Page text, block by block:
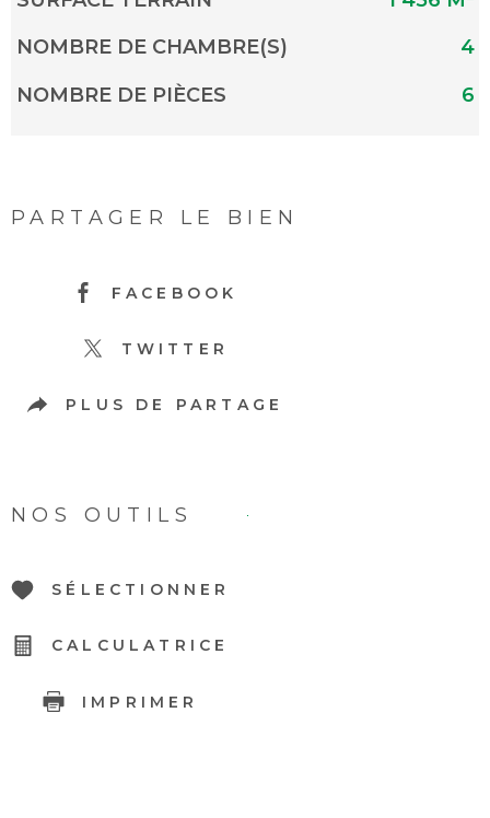
NOMBRE DE CHAMBRE(S)
4
NOMBRE DE PIÈCES
6
PARTAGER LE BIEN
FACEBOOK
TWITTER
PLUS DE PARTAGE
NOS OUTILS
SÉLECTIONNER
CALCULATRICE
IMPRIMER